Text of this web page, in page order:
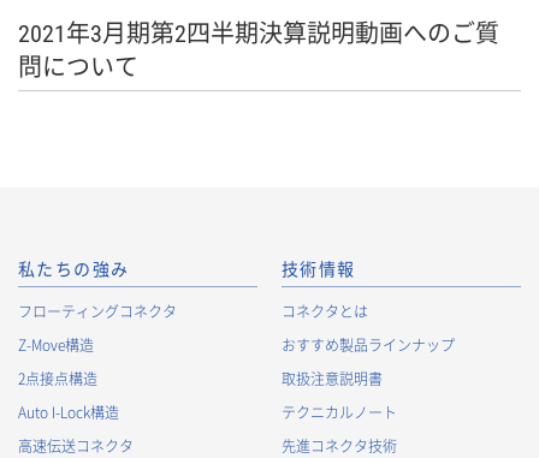
2021年3月期第2四半期決算説明動画へのご質
問について
私たちの強み
フローティングコネクタ
Z-Move構造
2点接点構造
Auto I-Lock構造
高速伝送コネクタ
技術情報
コネクタとは
おすすめ製品ラインナップ
取扱注意説明書
テクニカルノート
先進コネクタ技術